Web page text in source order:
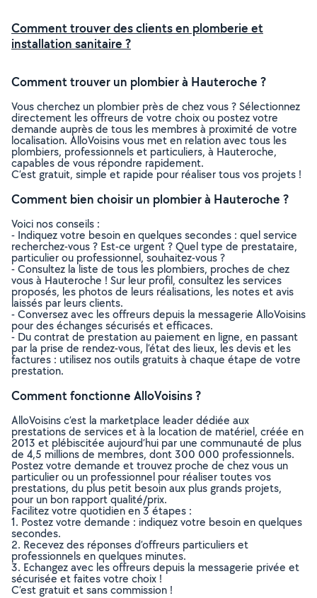
Comment trouver des clients en plomberie et
installation sanitaire ?
Comment trouver un plombier à Hauteroche ?
Vous cherchez un plombier près de chez vous ? Sélectionnez
directement les offreurs de votre choix ou postez votre
demande auprès de tous les membres à proximité de votre
localisation. AlloVoisins vous met en relation avec tous les
plombiers, professionnels et particuliers, à Hauteroche,
capables de vous répondre rapidement.
C’est gratuit, simple et rapide pour réaliser tous vos projets !
Comment bien choisir un plombier à Hauteroche ?
Voici nos conseils :
- Indiquez votre besoin en quelques secondes : quel service
recherchez-vous ? Est-ce urgent ? Quel type de prestataire,
particulier ou professionnel, souhaitez-vous ?
- Consultez la liste de tous les plombiers, proches de chez
vous à Hauteroche ! Sur leur profil, consultez les services
proposés, les photos de leurs réalisations, les notes et avis
laissés par leurs clients.
- Conversez avec les offreurs depuis la messagerie AlloVoisins
pour des échanges sécurisés et efficaces.
- Du contrat de prestation au paiement en ligne, en passant
par la prise de rendez-vous, l’état des lieux, les devis et les
factures : utilisez nos outils gratuits à chaque étape de votre
prestation.
Comment fonctionne AlloVoisins ?
AlloVoisins c’est la marketplace leader dédiée aux
prestations de services et à la location de matériel, créée en
2013 et plébiscitée aujourd’hui par une communauté de plus
de 4,5 millions de membres, dont 300 000 professionnels.
Postez votre demande et trouvez proche de chez vous un
particulier ou un professionnel pour réaliser toutes vos
prestations, du plus petit besoin aux plus grands projets,
pour un bon rapport qualité/prix.
Facilitez votre quotidien en 3 étapes :
1. Postez votre demande : indiquez votre besoin en quelques
secondes.
2. Recevez des réponses d’offreurs particuliers et
professionnels en quelques minutes.
3. Echangez avec les offreurs depuis la messagerie privée et
sécurisée et faites votre choix !
C’est gratuit et sans commission !